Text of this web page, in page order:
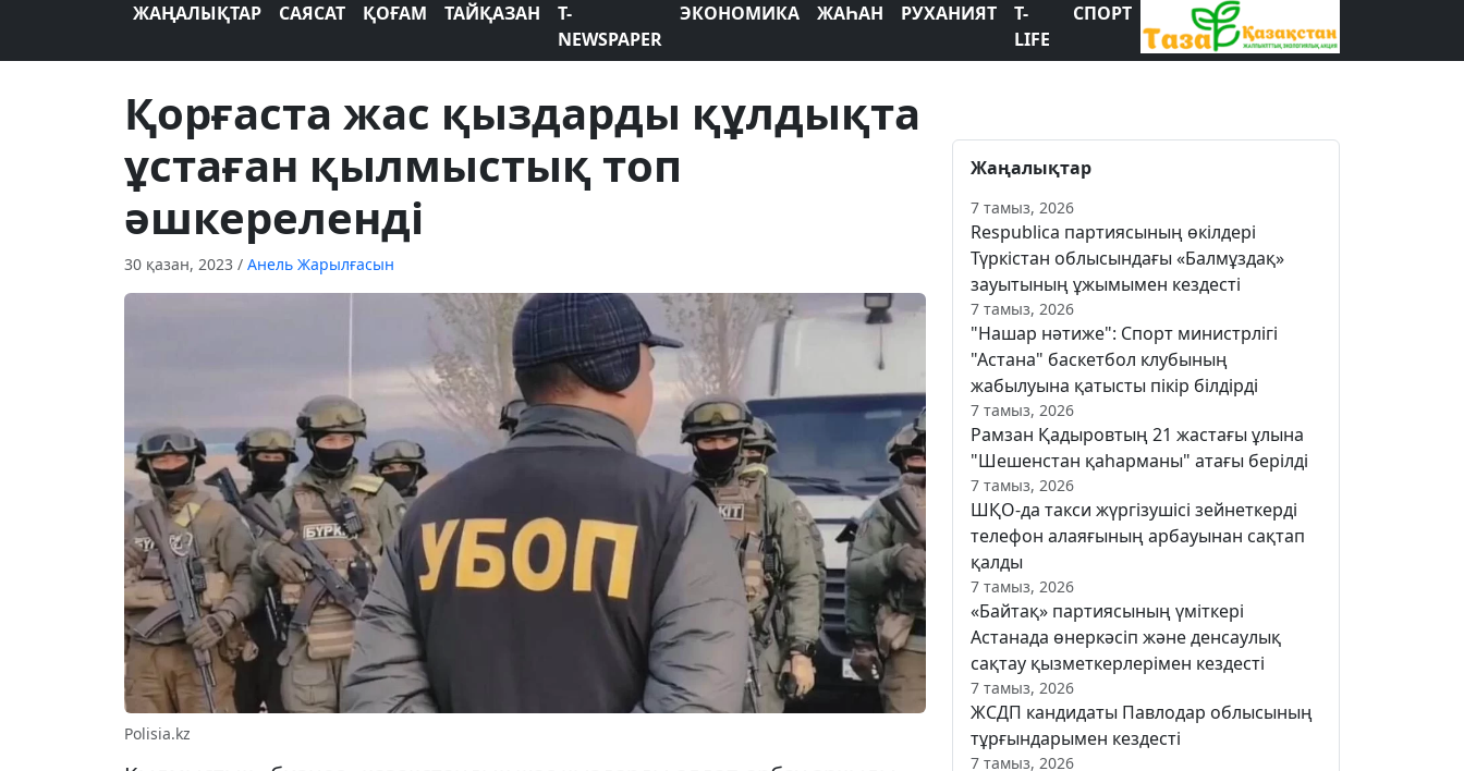
ЖАҢАЛЫҚТАР САЯСАТ ҚОҒАМ ТАЙҚАЗАН
T-
NEWSPAPER
ЭКОНОМИКА ЖАҺАН РУХАНИЯТ
T-
LIFE
СПОРТ
Қорғаста жас қыздарды құлдықта
ұстаған қылмыстық топ
әшкереленді
30 қазан, 2023 / Анель Жарылғасын
Polisia.kz
Жаңалықтар
7 тамыз, 2026
Respublica партиясының өкілдері
Түркістан облысындағы «Балмұздақ»
зауытының ұжымымен кездесті
7 тамыз, 2026
"Нашар нәтиже": Спорт министрлігі
"Астана" баскетбол клубының
жабылуына қатысты пікір білдірді
7 тамыз, 2026
Рамзан Қадыровтың 21 жастағы ұлына
"Шешенстан қаһарманы" атағы берілді
7 тамыз, 2026
ШҚО-да такси жүргізушісі зейнеткерді
телефон алаяғының арбауынан сақтап
қалды
7 тамыз, 2026
«Байтақ» партиясының үміткері
Астанада өнеркәсіп және денсаулық
сақтау қызметкерлерімен кездесті
7 тамыз, 2026
ЖСДП кандидаты Павлодар облысының
тұрғындарымен кездесті
7 тамыз, 2026